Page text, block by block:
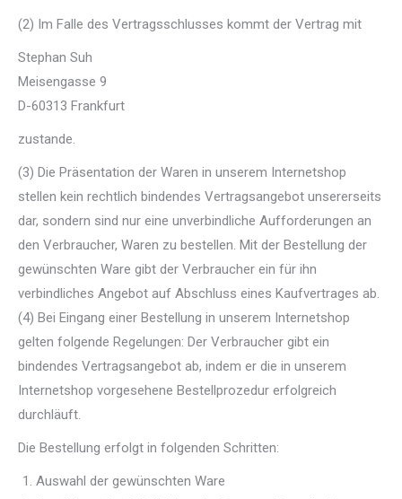
(2) Im Falle des Vertragsschlusses kommt der Vertrag mit
Stephan Suh
Meisengasse 9
D-60313 Frankfurt
zustande.
(3) Die Präsentation der Waren in unserem Internetshop
stellen kein rechtlich bindendes Vertragsangebot unsererseits
dar, sondern sind nur eine unverbindliche Aufforderungen an
den Verbraucher, Waren zu bestellen. Mit der Bestellung der
gewünschten Ware gibt der Verbraucher ein für ihn
verbindliches Angebot auf Abschluss eines Kaufvertrages ab.
(4) Bei Eingang einer Bestellung in unserem Internetshop
gelten folgende Regelungen: Der Verbraucher gibt ein
bindendes Vertragsangebot ab, indem er die in unserem
Internetshop vorgesehene Bestellprozedur erfolgreich
durchläuft.
Die Bestellung erfolgt in folgenden Schritten:
Auswahl der gewünschten Ware